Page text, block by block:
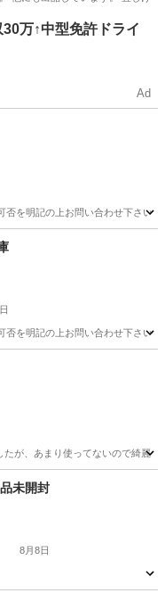
ヘアドライヤー
30万↑中型免許ドライ
Ad
否を明記の上お問い合わせ下さい
否を明記の上お問い合わせ下さい
が、あまり使ってないので綺麗
未開封
8月8日